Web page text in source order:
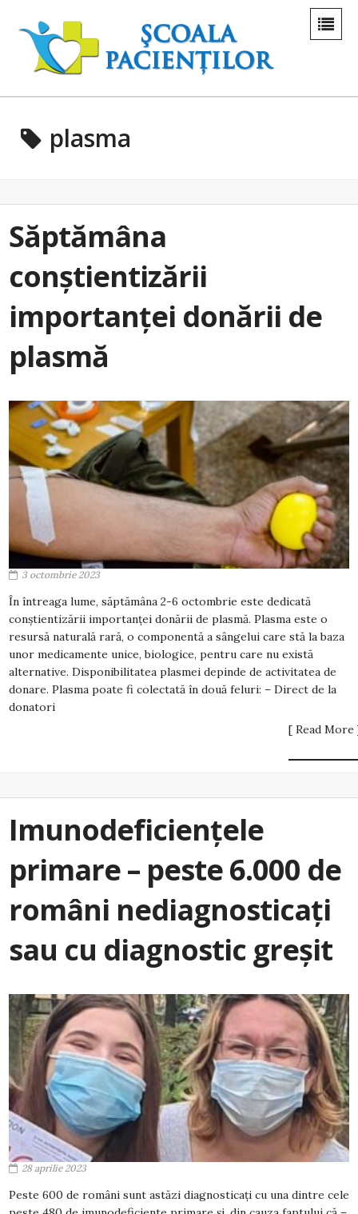
plasma
Săptămâna
conștientizării
importanței donării de
plasmă
3 octombrie 2023
În întreaga lume, săptămâna 2-6 octombrie este dedicată
conștientizării importanței donării de plasmă. Plasma este o
resursă naturală rară, o componentă a sângelui care stă la baza
unor medicamente unice, biologice, pentru care nu există
alternative. Disponibilitatea plasmei depinde de activitatea de
donare. Plasma poate fi colectată în două feluri: – Direct de la
donatori
[ Read More
Imunodeficiențele
primare – peste 6.000 de
români nediagnosticați
sau cu diagnostic greșit
28 aprilie 2023
Peste 600 de români sunt astăzi diagnosticați cu una dintre cele